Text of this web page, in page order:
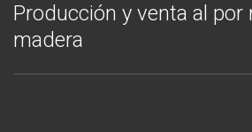
Producción y venta al por
madera